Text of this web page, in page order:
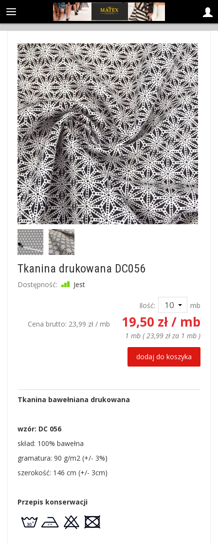
Tkanina drukowana DC056
Dostępność: Jest
Ilość:
mb
Cena brutto: 23,99 zł / mb 19,50 zł/ mb
1 mb (23,99 zł za 1 mb )
dodaj do koszyka
Tkanina bawełniana drukowana
wzór: DC 056
skład: 100% bawełna
gramatura: 90 g/m2 (+/- 3%)
szerokość: 146 cm (+/- 3cm)
Przepis konserwacji